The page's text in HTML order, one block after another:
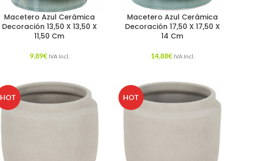
Macetero Azul Cerámica
Decoración 13,50 X 13,50 X
11,50 Cm
9,89€ IVA Incl.
Macetero Azul Cerámica
Decoración 17,50 X 17,50 X
14 Cm
14,88€ IVA Incl.
HOT HOT